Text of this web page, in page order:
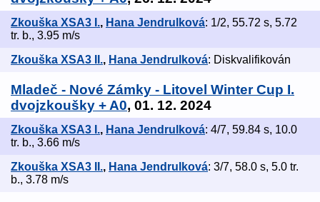
Zkouška XSA3 I., Hana Jendrulková: 1/2, 55.72 s, 5.72
tr. b., 3.95 m/s
Zkouška XSA3 II., Hana Jendrulková: Diskvalifikován
Mladeč - Nové Zámky - Litovel Winter Cup I.
dvojzkoušky + A0, 01. 12. 2024
Zkouška XSA3 I., Hana Jendrulková: 4/7, 59.84 s, 10.0
tr. b., 3.66 m/s
Zkouška XSA3 II., Hana Jendrulková: 3/7, 58.0 s, 5.0 tr.
b., 3.78 m/s